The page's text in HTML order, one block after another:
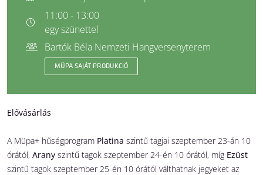
11:00 - 13:00
egy szünettel
Bartók Béla Nemzeti Hangversenyterem
MÜPA SAJÁT PRODUKCIÓ
Elővásárlás
A Müpa+ hűségprogram Platina szintű tagjai szeptember 23-án 10
órától, Arany szintű tagok szeptember 24-én 10 órától, míg Ezüst
szintű tagok szeptember 25-én 10 órától válthatnak jegyeket az